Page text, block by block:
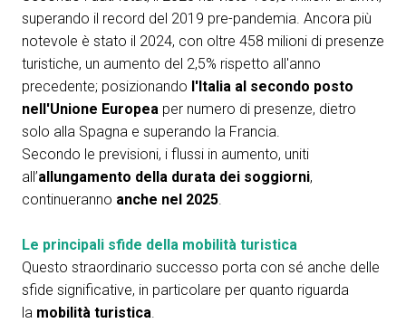
superando il record del 2019 pre-pandemia. Ancora più
notevole è stato il 2024, con oltre 458 milioni di presenze
turistiche, un aumento del 2,5% rispetto all'anno
precedente; posizionando l'Italia al secondo posto
nell'Unione Europea per numero di presenze, dietro
solo alla Spagna e superando la Francia.
Secondo le previsioni, i flussi in aumento, uniti
all’allungamento della durata dei soggiorni,
continueranno anche nel 2025.
Le principali sfide della mobilità turistica
Questo straordinario successo porta con sé anche delle
sfide significative, in particolare per quanto riguarda
la mobilità turistica.